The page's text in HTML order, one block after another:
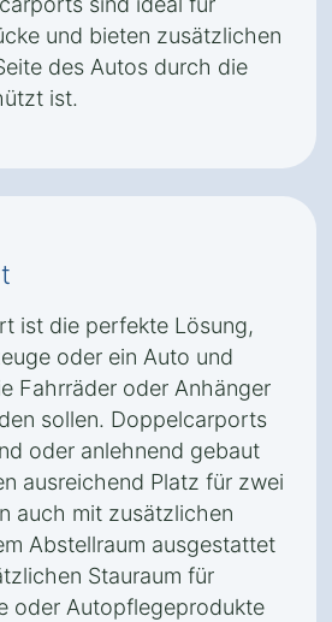
und bieten zusätzlichen
des Autos durch die
ist.
ist die perfekte Lösung,
oder ein Auto und
Fahrräder oder Anhänger
sollen. Doppelcarports
oder anlehnend gebaut
ausreichend Platz für zwei
auch mit zusätzlichen
Abstellraum ausgestattet
Stauraum für
oder Autopflegeprodukte